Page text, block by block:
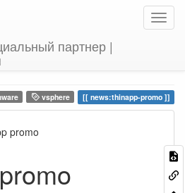
партнер |
promo
vsphere news:thinapp-promo
promo